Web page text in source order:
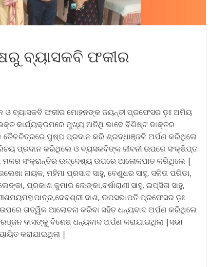
ବ୍ୟାସକବି ଫକୀର
ବ୍ୟାସକବି ଫକୀର ମୋହନଙ୍କ ଜୟନ୍ତୀ ପ୍ରଫେସର ଡ଼ଃ ଅମିୟ
କାର୍ଯ୍ୟକ୍ରମରେ ମୁଖ୍ୟ ଅତିଥି ଭାବେ ବିଶିଷ୍ଟ ଡାକ୍ତର
ପୁଷ୍ପ ପ୍ରଦାନ କରି ଶ୍ରଦ୍ଧାଞ୍ଜଳି ଅର୍ପଣ କରିଥିଲେ
ପ୍ରଦାନ କରିଥିଲେ ଓ ବ୍ୟସକବିଙ୍କ ଜୀବନୀ ଉପରେ ସଂକ୍ଷିପ୍ତ
ମକର ସଂକ୍ରାନ୍ତିର ଉଦ୍ଦେଶ୍ୟ ଉପରେ ଆଲୋକପାତ କରିଥିଲେ |
ନାୟକ, ମହିମା ପ୍ରସାଦ ସାହୁ, ବେଣୁଧର ସାହୁ, ସଳିତା ପରିଡା,
ପ୍ରକାଶ କୁମାର ଲେଙ୍କା,ବର୍ଷାରାଣୀ ସାହୁ, ଇପ୍ସିତା ସାହୁ,
ଦାଶ, ଉପସଭାପତି ପ୍ରଫେସର ଡ଼ଃ
ତାତ୍ୱିକ ଆଲୋଚନା କରିବା ସହିତ ଧନ୍ୟବାଦ ଅର୍ପଣ କରିଥିଲେ
ଦାସଙ୍କୁ ବିଶେଷ ଧନ୍ୟବାଦ ଅର୍ପଣ କରାଯାଇଥିଲା |ସଭା
କରାଯାଇଥିଲା |